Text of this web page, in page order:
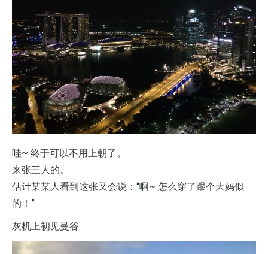
哇~ 终于可以不用上朝了。
来张三人的。
估计某某人看到这张又会说：“啊~ 怎么穿了跟个大妈似
的！”
灰机上初见曼谷